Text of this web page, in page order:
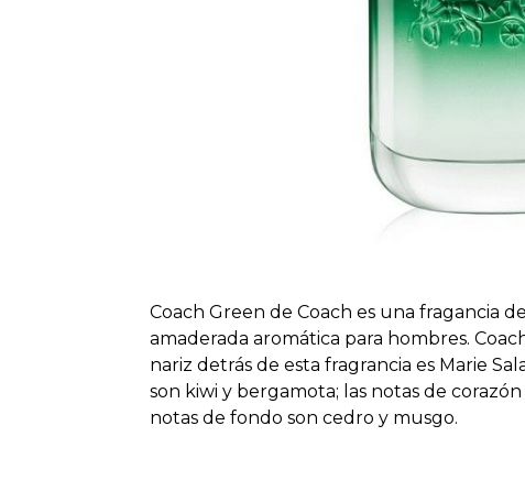
Coach Green de Coach es una fragancia
amaderada aromática para hombres.
nariz detrás de esta fragrancia es Marie
son kiwi y bergamota; las notas de
notas de fondo son cedro y musgo.